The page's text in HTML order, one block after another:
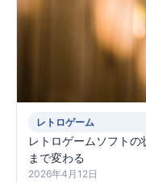
レトロゲーム
レトロゲームソフトの
まで変わる
2026年4月12日